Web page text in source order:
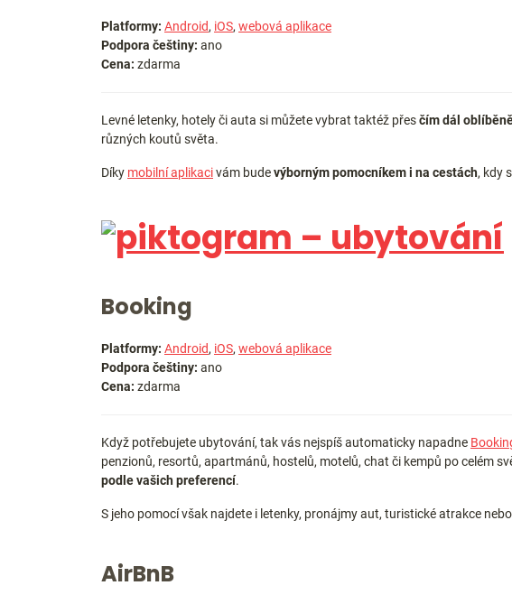
Platformy: Android, iOS, webová aplikace
Podpora češtiny: ano
Cena: zdarma
Levné letenky, hotely či auta si můžete vybrat taktéž přesčím dál
různých koutů světa.
Díky mobilní aplikacivám budevýborným pomocníkem i na cestách, kdy
Booking
Platformy: Android, iOS, webová aplikace
Podpora češtiny: ano
Cena: zdarma
Když potřebujete ubytování, tak vás nejspíš automaticky napadne
penzionů, resortů, apartmánů, hostelů, motelů, chat či kempů po celém
podle vašich preferencí.
S jeho pomocí však najdete i letenky, pronájmy aut, turistické atrakce
AirBnB